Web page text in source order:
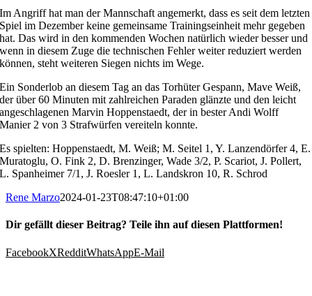
Im Angriff hat man der Mannschaft angemerkt, dass es seit dem letzten
Spiel im Dezember keine gemeinsame Trainingseinheit mehr gegeben
hat. Das wird in den kommenden Wochen natürlich wieder besser und
wenn in diesem Zuge die technischen Fehler weiter reduziert werden
können, steht weiteren Siegen nichts im Wege.
Ein Sonderlob an diesem Tag an das Torhüter Gespann, Mave Weiß,
der über 60 Minuten mit zahlreichen Paraden glänzte und den leicht
angeschlagenen Marvin Hoppenstaedt, der in bester Andi Wolff
Manier 2 von 3 Strafwürfen vereiteln konnte.
Es spielten: Hoppenstaedt, M. Weiß; M. Seitel 1, Y. Lanzendörfer 4, E.
Muratoglu, O. Fink 2, D. Brenzinger, Wade 3/2, P. Scariot, J. Pollert,
L. Spanheimer 7/1, J. Roesler 1, L. Landskron 10, R. Schrod
Rene Marzo2024-01-23T08:47:10+01:00
Dir gefällt dieser Beitrag? Teile ihn auf diesen Plattformen!
FacebookXRedditWhatsAppE-Mail